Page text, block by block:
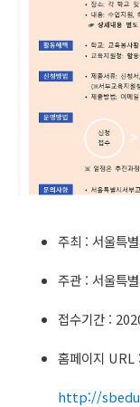
주최 : 서울특
주관 : 서울특
접수기간 :
홈페이지 URL :
http://